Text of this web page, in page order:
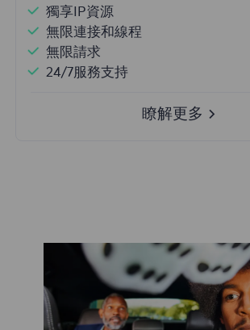
獨享IP資源
無限連接和線程
無限請求
24/7服務支持
瞭解更多